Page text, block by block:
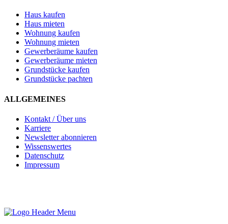
Haus kaufen
Haus mieten
Wohnung kaufen
Wohnung mieten
Gewerberäume kaufen
Gewerberäume mieten
Grundstücke kaufen
Grundstücke pachten
ALLGEMEINES
Kontakt / Über uns
Karriere
Newsletter abonnieren
Wissenswertes
Datenschutz
Impressum